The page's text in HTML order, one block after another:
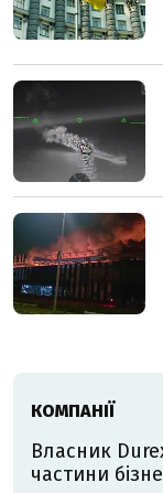
КОМПАНІЇ
Власник
частини